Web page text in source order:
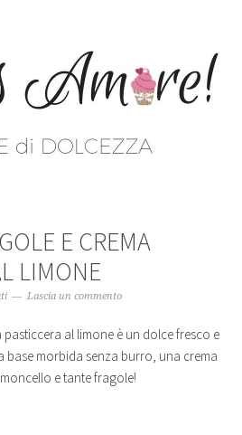
E CREMA
LIMONE
Lascia un commento
al limone è un dolce fresco e
base morbida senza burro, una crema
e tante fragole!